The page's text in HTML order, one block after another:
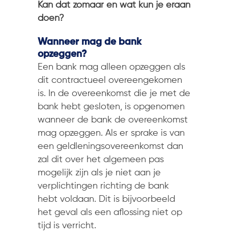
Kan dat zomaar en wat kun je eraan
doen?
Wanneer mag de bank
opzeggen?
Een bank mag alleen opzeggen als
dit contractueel overeengekomen
is. In de overeenkomst die je met de
bank hebt gesloten, is opgenomen
wanneer de bank de overeenkomst
mag opzeggen. Als er sprake is van
een geldleningsovereenkomst dan
zal dit over het algemeen pas
mogelijk zijn als je niet aan je
verplichtingen richting de bank
hebt voldaan. Dit is bijvoorbeeld
het geval als een aflossing niet op
tijd is verricht.